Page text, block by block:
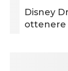
Disney
ottenere